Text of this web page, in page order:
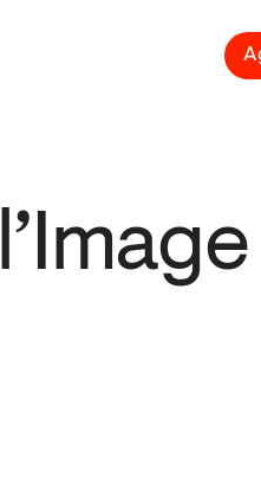
de l'Image imprimée